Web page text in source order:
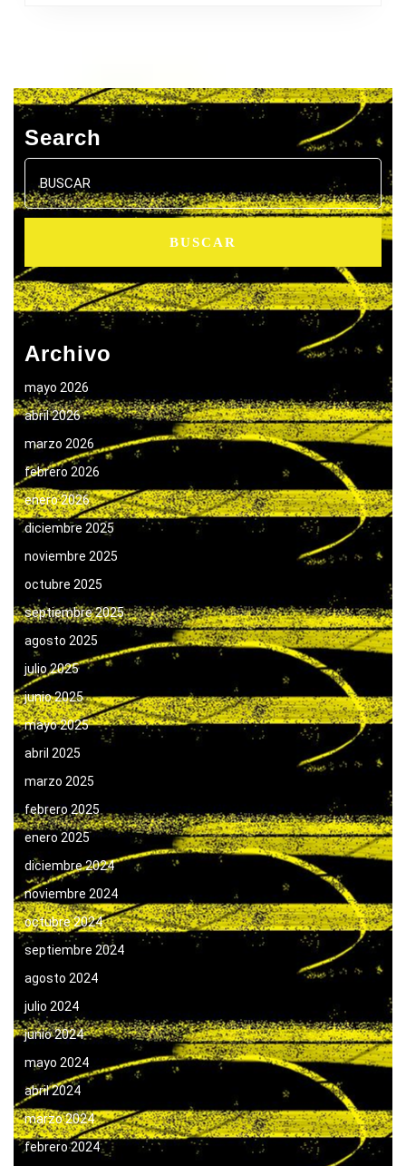
Search
Buscar:
Archivo
mayo 2026
abril 2026
marzo 2026
febrero 2026
enero 2026
diciembre 2025
noviembre 2025
octubre 2025
septiembre 2025
agosto 2025
julio 2025
junio 2025
mayo 2025
abril 2025
marzo 2025
febrero 2025
enero 2025
diciembre 2024
noviembre 2024
octubre 2024
septiembre 2024
agosto 2024
julio 2024
junio 2024
mayo 2024
abril 2024
marzo 2024
febrero 2024